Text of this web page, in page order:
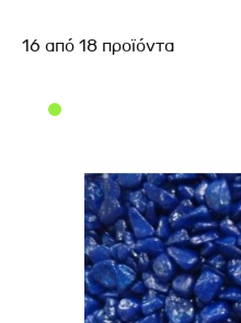
16 από18 προϊόντα